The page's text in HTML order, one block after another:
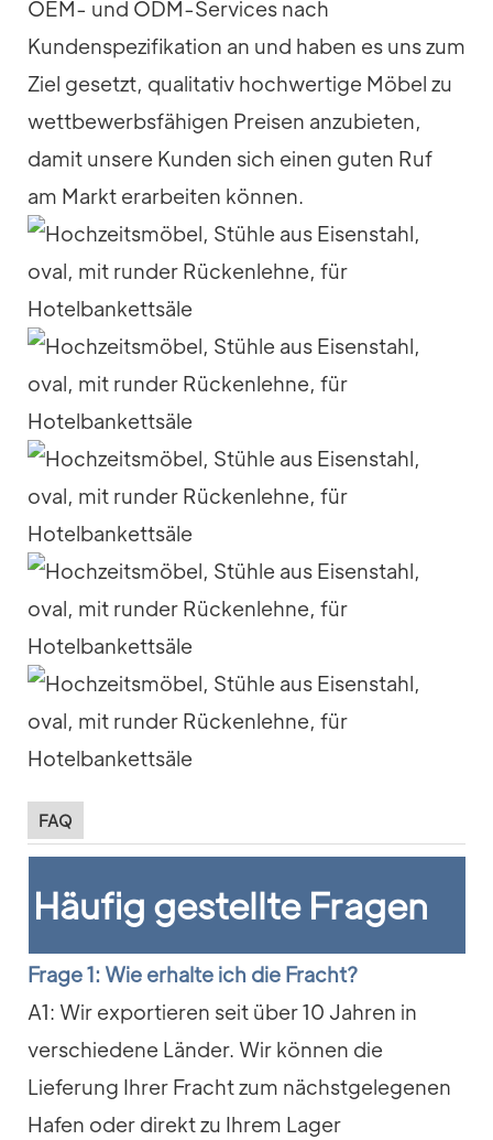
OEM- und ODM-Services nach
Kundenspezifikation an und haben es uns zum
Ziel gesetzt, qualitativ hochwertige Möbel zu
wettbewerbsfähigen Preisen anzubieten,
damit unsere Kunden sich einen guten Ruf
am Markt erarbeiten können.
FAQ
Häufig gestellte Fragen
Frage 1: Wie erhalte ich die Fracht?
A1: Wir exportieren seit über 10 Jahren in
verschiedene Länder. Wir können die
Lieferung Ihrer Fracht zum nächstgelegenen
Hafen oder direkt zu Ihrem Lager